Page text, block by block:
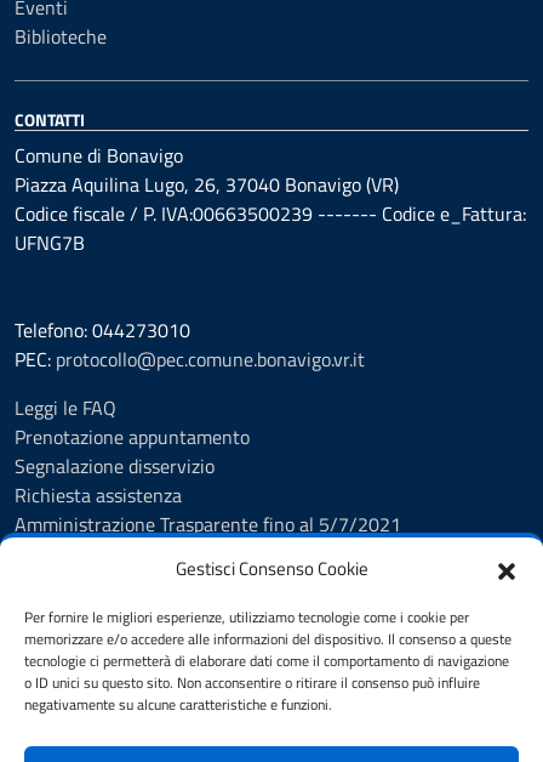
Gestisci Consenso Cookie
Per fornire le migliori esperienze, utilizziamo tecnologie come i cookie per
memorizzare e/o accedere alle informazioni del dispositivo. Il consenso a queste
tecnologie ci permetterà di elaborare dati come il comportamento di navigazione
o ID unici su questo sito. Non acconsentire o ritirare il consenso può influire
negativamente su alcune caratteristiche e funzioni.
Eventi
Biblioteche
CONTATTI
Comune di Bonavigo
Piazza Aquilina Lugo, 26, 37040 Bonavigo (VR)
Codice fiscale / P. IVA:00663500239 ------- Codice e_Fattura:
UFNG7B
Telefono: 044273010
PEC: protocollo@pec.comune.bonavigo.vr.it
Leggi le FAQ
Prenotazione appuntamento
Segnalazione disservizio
Richiesta assistenza
Amministrazione Trasparente fino al 5/7/2021
Cookie Policy
Informativa privacy
Dichiarazione di accessibilità
Note legali